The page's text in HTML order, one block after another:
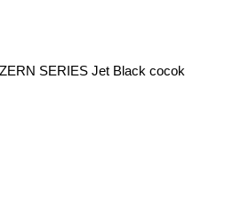
SERIES Jet Black cocok